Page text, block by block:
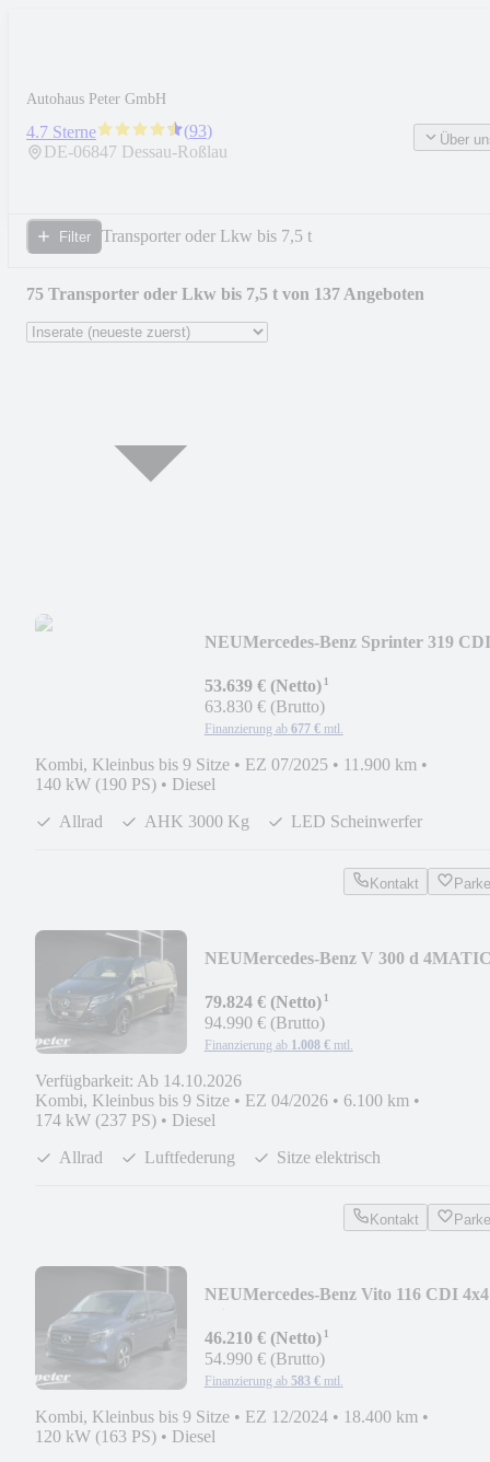
Autohaus Peter GmbH
4.7 Sterne (93)
DE-06847 Dessau-Roßlau
Über
Filter Transporter oder Lkw bis 7,5 t
75 Transporter oder Lkw bis 7,5 t von 137 Angeboten
NEUMercedes-Benz Sprinter 319 CDI
53.639 € (Netto)¹
63.830 € (Brutto)
Finanzierung ab 677 € mtl.
Kombi, Kleinbus bis 9 Sitze • EZ 07/2025 • 11.900 km •
140 kW (190 PS) • Diesel
Allrad
AHK 3000 Kg LED Scheinwerfer
Kontakt
NEUMercedes-Benz V 300 d
79.824 € (Netto)¹
94.990 € (Brutto)
Finanzierung ab 1.008 € mtl.
Verfügbarkeit: Ab 14.10.2026
Kombi, Kleinbus bis 9 Sitze • EZ 04/2026 • 6.100 km •
174 kW (237 PS) • Diesel
Allrad
Luftfederung Sitze elektrisch
Kontakt
NEUMercedes-Benz Vito 116 CDI 4x4
9GT*LED*AHK*MBUX
46.210 € (Netto)¹
54.990 € (Brutto)
Finanzierung ab 583 € mtl.
Kombi, Kleinbus bis 9 Sitze • EZ 12/2024 • 18.400 km •
120 kW (163 PS) • Diesel